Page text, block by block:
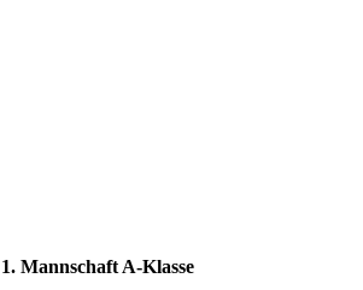
1. Mannschaft A-Klasse